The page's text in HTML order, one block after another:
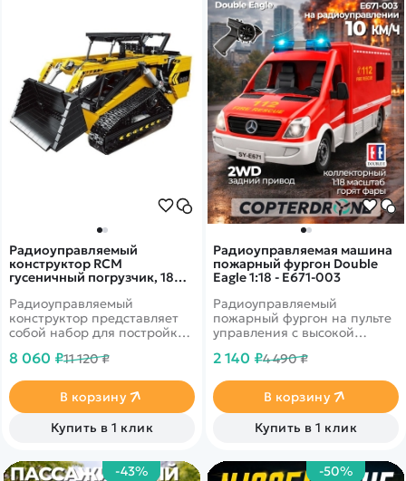
Радиоуправляемый
конструктор RCM
гусеничный погрузчик, 1800
Радиоуправляемый
конструктор представляет
собой набор для постройки
1800 деталей от RCM.
Отвал подвижен.
Гусеничные траки
обеспечивает повороты и
движение по различным
8 060 ₽11 120 ₽
В корзину
Купить в 1 клик
Радиоуправляемая машина
пожарный фургон Double
Eagle 1:18 - E671-003
Радиоуправляемый
пожарный фургон на пульте
управления с высокой
сине-красного цвета,
сигнализация. Боковая и
задние двери фургона
открываются. В комплекте 2
огнетушителя и пожарная
2 140 ₽4 490 ₽
В корзину
Купить в 1 клик
-43% -50%